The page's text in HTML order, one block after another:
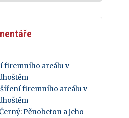
firemního areálu v
firemního areálu v
:Pěnobeton a jeho